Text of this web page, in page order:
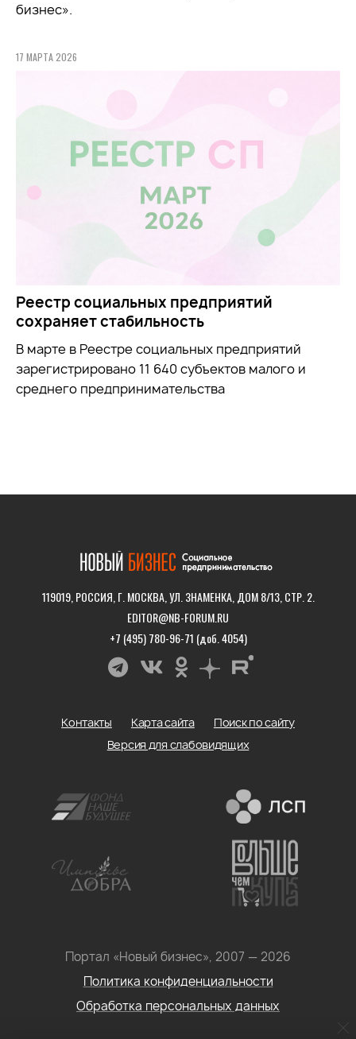
бизнес».
17 МАРТА 2026
Реестр социальных предприятий
сохраняет стабильность
В марте в Реестре социальных предприятий
зарегистрировано 11 640 субъектов малого и
среднего предпринимательства
119019, РОССИЯ, Г. МОСКВА, УЛ. ЗНАМЕНКА, ДОМ 8/13, СТР. 2.
EDITOR@NB-FORUM.RU
+7 (495) 780-96-71 (доб. 4054)
Портал «Новый бизнес», 2007 — 2026
Политика конфиденциальности
Обработка персональных данных
Контакты Карта сайта
Поиск по сайту
Версия для слабовидящих